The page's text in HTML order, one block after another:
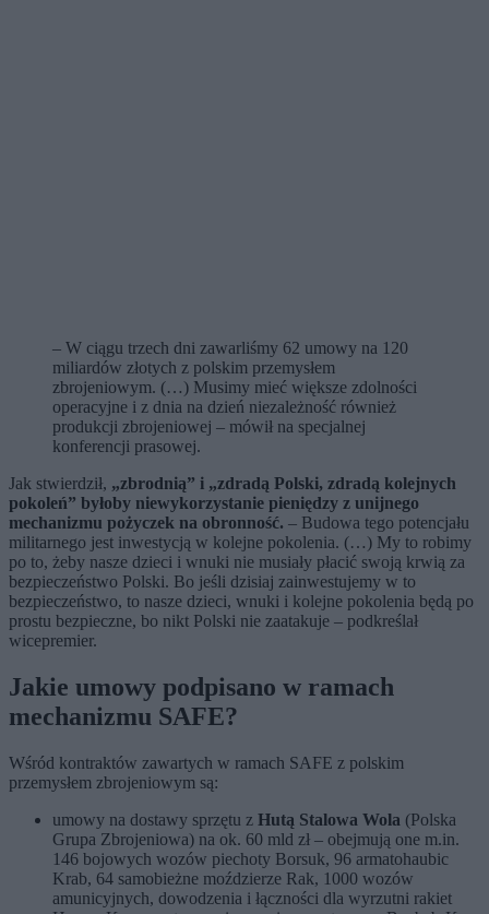
– W ciągu trzech dni zawarliśmy 62 umowy na 120
miliardów złotych z polskim przemysłem
zbrojeniowym. (…) Musimy mieć większe zdolności
operacyjne i z dnia na dzień niezależność również
produkcji zbrojeniowej – mówił na specjalnej
konferencji prasowej.
Jak stwierdził, „zbrodnią” i „zdradą Polski, zdradą kolejnych
pokoleń” byłoby niewykorzystanie pieniędzy z unijnego
mechanizmu pożyczek na obronność. – Budowa tego potencjału
militarnego jest inwestycją w kolejne pokolenia. (…) My to robimy
po to, żeby nasze dzieci i wnuki nie musiały płacić swoją krwią za
bezpieczeństwo Polski. Bo jeśli dzisiaj zainwestujemy w to
bezpieczeństwo, to nasze dzieci, wnuki i kolejne pokolenia będą po
prostu bezpieczne, bo nikt Polski nie zaatakuje – podkreślał
wicepremier.
Jakie umowy podpisano w ramach
mechanizmu SAFE?
Wśród kontraktów zawartych w ramach SAFE z polskim
przemysłem zbrojeniowym są:
umowy na dostawy sprzętu z Hutą Stalowa Wola (Polska
Grupa Zbrojeniowa) na ok. 60 mld zł – obejmują one m.in.
146 bojowych wozów piechoty Borsuk, 96 armatohaubic
Krab, 64 samobieżne moździerze Rak, 1000 wozów
amunicyjnych, dowodzenia i łączności dla wyrzutni rakiet